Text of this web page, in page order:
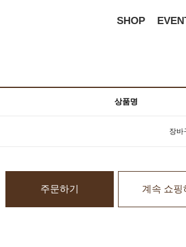
SHOP
상품명
장
주문하기 계속 쇼핑